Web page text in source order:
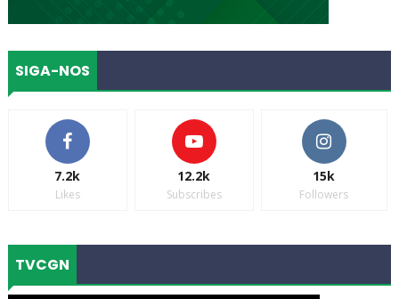
SIGA-NOS
7.2k
Likes
12.2k
Subscribes
15k
Followers
TVCGN